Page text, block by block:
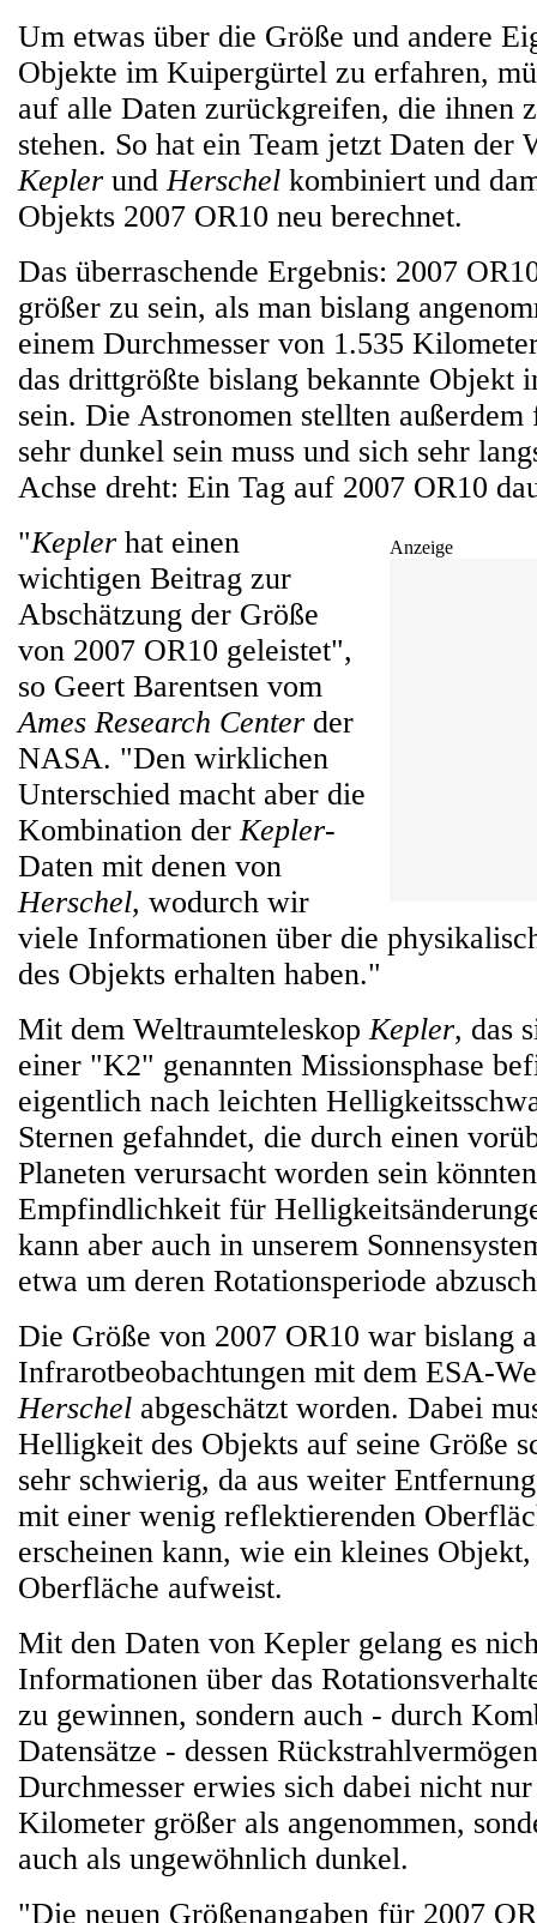
Um etwas über die Größe und andere
Objekte im Kuipergürtel zu erfahren,
auf alle Daten zurückgreifen, die ihnen
stehen. So hat ein Team jetzt Daten der
Kepler undHerschel kombiniert und
Objekts 2007 OR10 neu berechnet.
Das überraschende Ergebnis: 2007
größer zu sein, als man bislang
einem Durchmesser von 1.535
das drittgrößte bislang bekannte Objekt
sein. Die Astronomen stellten außerdem
sehr dunkel sein muss und sich sehr
Achse dreht: Ein Tag auf 2007 OR10
Anzeige
"Kepler hat einen
wichtigen Beitrag zur
Abschätzung der Größe
von 2007 OR10 geleistet",
so Geert Barentsen vom
Ames Research Center der
NASA. "Den wirklichen
Unterschied macht aber die
Kombination derKepler-
Daten mit denen von
Herschel, wodurch wir
viele Informationen über die
des Objekts erhalten haben."
Mit dem WeltraumteleskopKepler, das
einer "K2" genannten Missionsphase
eigentlich nach leichten
Sternen gefahndet, die durch einen
Planeten verursacht worden sein
Empfindlichkeit für
kann aber auch in unserem
etwa um deren Rotationsperiode
Die Größe von 2007 OR10 war bislang
Infrarotbeobachtungen mit dem ESA-
Herschel abgeschätzt worden. Dabei
Helligkeit des Objekts auf seine Größe
sehr schwierig, da aus weiter
mit einer wenig reflektierenden
erscheinen kann, wie ein kleines
Oberfläche aufweist.
Mit den Daten von Kepler gelang es
Informationen über das
zu gewinnen, sondern auch - durch
Datensätze - dessen
Durchmesser erwies sich dabei nicht
Kilometer größer als angenommen,
auch als ungewöhnlich dunkel.
"Die neuen Größenangaben für 2007